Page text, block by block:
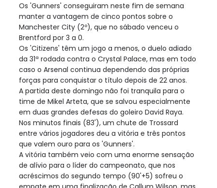
Os 'Gunners' conseguiram neste fim de semana
manter a vantagem de cinco pontos sobre o
Manchester City (2º), que no sábado venceu o
Brentford por 3 a 0.
Os 'Citizens' têm um jogo a menos, o duelo adiado
da 31ª rodada contra o Crystal Palace, mas em todo
caso o Arsenal continua dependendo das próprias
forças para conquistar o título depois de 22 anos.
A partida deste domingo não foi tranquila para o
time de Mikel Arteta, que se salvou especialmente
em duas grandes defesas do goleiro David Raya.
Nos minutos finais (83'), um chute de Trossard
entre vários jogadores deu a vitória e três pontos
que valem ouro para os 'Gunners'.
A vitória também veio com uma enorme sensação
de alívio para o líder do campeonato, que nos
acréscimos do segundo tempo (90'+5) sofreu o